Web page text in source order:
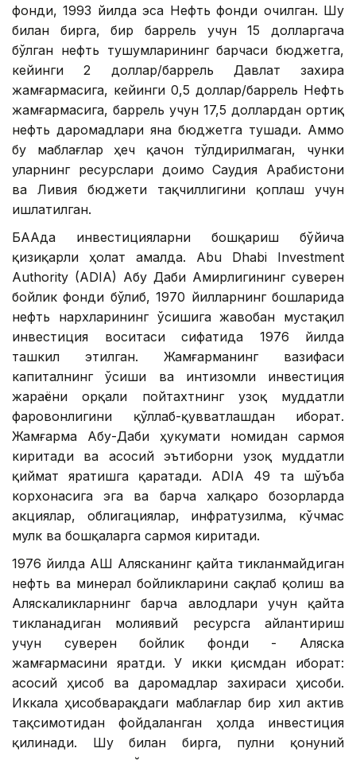
фонди, 1993 йилда эса Нефть фонди очилган. Шу
билан бирга, бир баррель учун 15 долларгача
бўлган нефть тушумларининг барчаси бюджетга,
кейинги 2 доллар/баррель Давлат захира
жамғармасига, кейинги 0,5 доллар/баррель Нефть
жамғармасига, баррель учун 17,5 доллардан ортиқ
нефть даромадлари яна бюджетга тушади. Аммо
бу маблағлар ҳеч қачон тўлдирилмаган, чунки
уларнинг ресурслари доимо Саудия Арабистони
ва Ливия бюджети тақчиллигини қоплаш учун
ишлатилган.
БААда инвестицияларни бошқариш бўйича
қизиқарли ҳолат амалда. Abu Dhabi Investment
Authority (ADIA) Абу Даби Амирлигининг суверен
бойлик фонди бўлиб, 1970 йилларнинг бошларида
нефть нархларининг ўсишига жавобан мустақил
инвестиция воситаси сифатида 1976 йилда
ташкил этилган. Жамғарманинг вазифаси
капиталнинг ўсиши ва интизомли инвестиция
жараёни орқали пойтахтнинг узоқ муддатли
фаровонлигини қўллаб-қувватлашдан иборат.
Жамғарма Абу-Даби ҳукумати номидан сармоя
киритади ва асосий эътиборни узоқ муддатли
қиймат яратишга қаратади. ADIA 49 та шўъба
корхонасига эга ва барча халқаро бозорларда
акциялар, облигациялар, инфратузилма, кўчмас
мулк ва бошқаларга сармоя киритади.
1976 йилда АҚШ Алясканинг қайта тикланмайдиган
нефть ва минерал бойликларини сақлаб қолиш ва
Аляскаликларнинг барча авлодлари учун қайта
тикланадиган молиявий ресурсга айлантириш
учун суверен бойлик фонди - Аляска
жамғармасини яратди. У икки қисмдан иборат:
асосий ҳисоб ва даромадлар захираси ҳисоби.
Иккала ҳисобварақдаги маблағлар бир хил актив
тақсимотидан фойдаланган ҳолда инвестиция
қилинади. Шу билан бирга, пулни қонуний